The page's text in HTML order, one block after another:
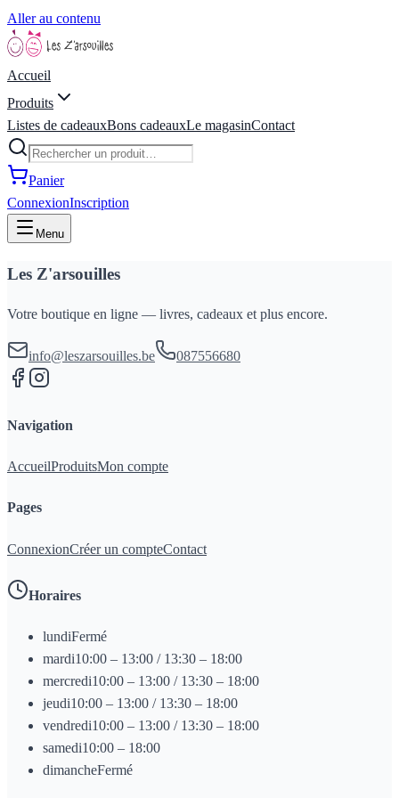
Aller au contenu
Accueil
Produits
Listes de cadeauxBons cadeauxLe magasinContact
Panier
ConnexionInscription
Menu
Les Z'arsouilles
Votre boutique en ligne — livres, cadeaux et plus encore.
info@leszarsouilles.be 087556680
Navigation
AccueilProduitsMon compte
Pages
ConnexionCréer un compteContact
Horaires
lundiFermé
mardi10:00 – 13:00 / 13:30 – 18:00
mercredi10:00 – 13:00 / 13:30 – 18:00
jeudi10:00 – 13:00 / 13:30 – 18:00
vendredi10:00 – 13:00 / 13:30 – 18:00
samedi10:00 – 18:00
dimancheFermé